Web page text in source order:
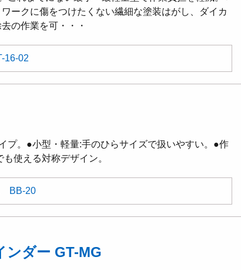
ークに傷をつけたくない繊細な塗装はがし、ダイカ
の作業を可・・・
16-02
プ。●小型・軽量:手のひらサイズで扱いやすい。●作
使える対称デザイン。
BB-20
ンダー GT-MG